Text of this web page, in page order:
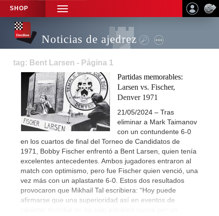
SHOP
TOGGLE
NAVIGATION
Noticias de ajedrez
tag: Bent Larsen - Página 1
Partidas memorables:
Larsen vs. Fischer,
Denver 1971
21/05/2024 – Tras
eliminar a Mark Taimanov
con un contundente 6-0
en los cuartos de final del Torneo de Candidatos de
1971, Bobby Fischer enfrentó a Bent Larsen, quien tenía
excelentes antecedentes. Ambos jugadores entraron al
match con optimismo, pero fue Fischer quien venció, una
vez más con un aplastante 6-0. Estos dos resultados
provocaron que Mikhail Tal escribiera: “Hoy puede
afirmarse que una superioridad así en eventos de